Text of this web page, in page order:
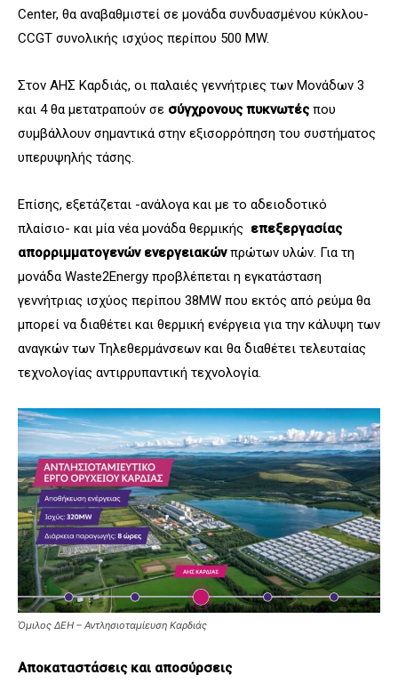
Center, θα αναβαθμιστεί σε μονάδα συνδυασμένου κύκλου-
CCGT συνολικής ισχύος περίπου 500 MW.
Στον ΑΗΣ Καρδιάς, οι παλαιές γεννήτριες των Μονάδων 3
και 4 θα μετατραπούν σε σύγχρονους πυκνωτές που
συμβάλλουν σημαντικά στην εξισορρόπηση του συστήματος
υπερυψηλής τάσης.
Επίσης, εξετάζεται -ανάλογα και με το αδειοδοτικό
πλαίσιο- και μία νέα μονάδα θερμικής επεξεργασίας
απορριμματογενών ενεργειακώνπρώτων υλών. Για τη
μονάδα Waste2Energy προβλέπεται η εγκατάσταση
γεννήτριας ισχύος περίπου 38MW που εκτός από ρεύμα θα
μπορεί να διαθέτει και θερμική ενέργεια για την κάλυψη των
αναγκών των Τηλεθερμάνσεων και θα διαθέτει τελευταίας
τεχνολογίας αντιρρυπαντική τεχνολογία.
Όμιλος ΔΕΗ – Αντλησιοταμίευση Καρδιάς
Αποκαταστάσεις και αποσύρσεις